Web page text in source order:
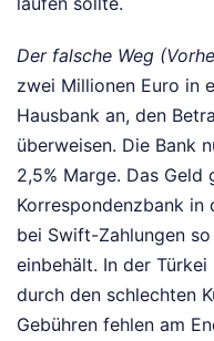
Der falsche Weg
zwei Millionen Euro in
Hausbank an, den
überweisen. Die Bank
2,5% Marge. Das Geld
Korrespondenzbank in
bei Swift-Zahlungen
einbehält. In der
durch den schlechten
Gebühren fehlen am